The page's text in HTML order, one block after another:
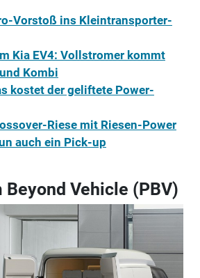
Vorstoß ins Kleintransporter-
Kia EV4: Vollstromer kommt
Kombi
kostet der geliftete Power-
Riese mit Riesen-Power
auch ein Pick-up
Vehicle (PBV)